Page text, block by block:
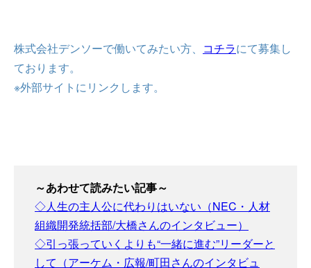
株式会社デンソーで働いてみたい方、 コチラにて募集し
ております。
※外部サイトにリンクします。
～あわせて読みたい記事～
◇人生の主人公に代わりはいない（NEC・人材
組織開発統括部/大橋さんのインタビュー）
◇引っ張っていくよりも“一緒に進む”リーダーと
して（アーケム・広報/町田さんのインタビュ